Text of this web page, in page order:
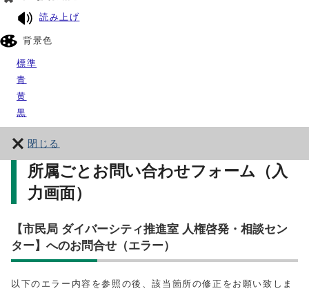
読み上げ
背景色
標準
青
黄
黒
閉じる
所属ごとお問い合わせフォーム（入
力画面）
【市民局 ダイバーシティ推進室 人権啓発・相談セン
ター】へのお問合せ（エラー）
以下のエラー内容を参照の後、該当箇所の修正をお願い致しま